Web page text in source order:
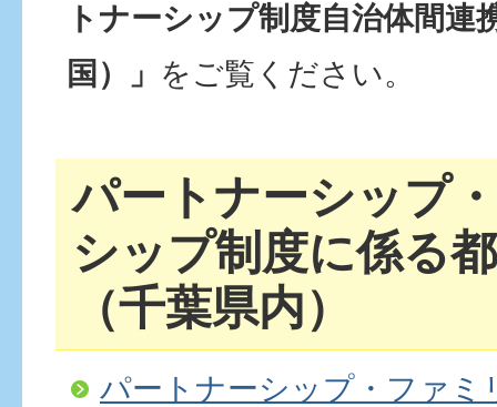
トナーシップ制度自治体間連
国）」 をご覧ください。
パートナーシップ
シップ制度に係る
（千葉県内）
パートナーシップ・ファミ